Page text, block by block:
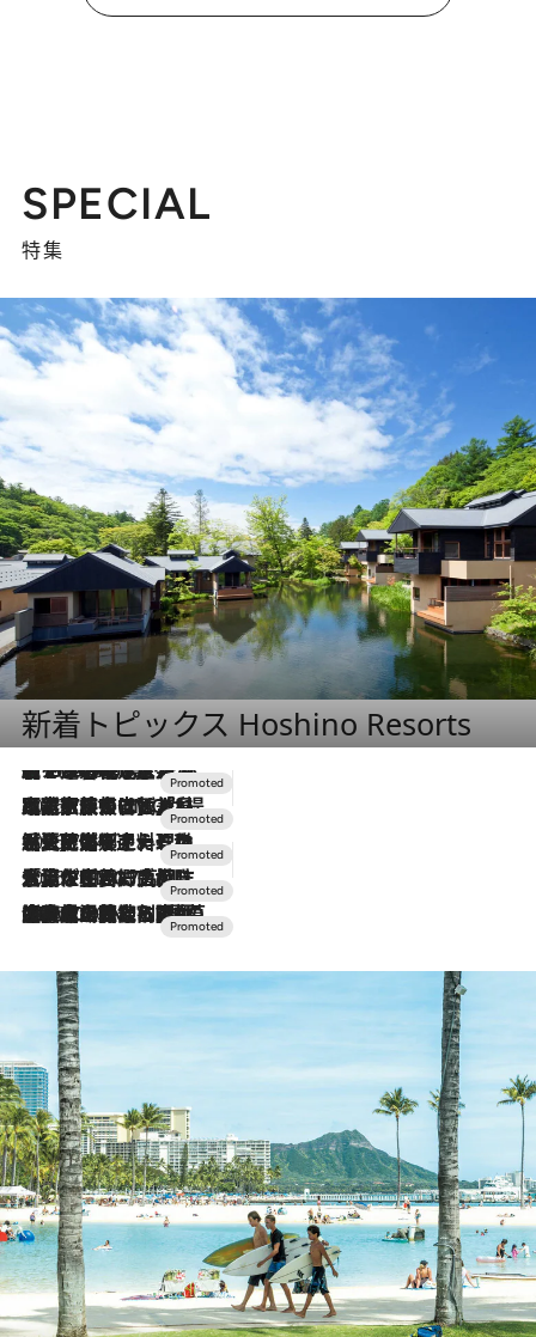
SPECIAL
特集
新着トピックス Hoshino Resorts
2026.8.7
【トンボの足水浴】ヒノキの香りに包まれて涼感マックス！約13℃の湧水かけ流しを避暑地「星野温泉 トンボの湯」で体験
2026.7.31
【ホテル帰省】という選択肢をOMOが提案。家族とほどよい距離を保つには「昼は実家、夜は気兼ねなくホテルで！」
2026.7.24
【夏限定ディナーコース】旬を迎える稚鮎や花ズッキーニなどをイタリア・トスカーナの郷土料理の手法で満喫！
2026.7.17
「土佐和ハーブかき氷」がOMO7高知に登場！生姜、山椒、大葉など目にも舌にも涼を呼ぶ郷土の味
2026.7.10
NEW OPEN！【界 草津】名湯の地に誕生。趣の異なる2種の温泉と上州ならではの会席・蕎麦割烹など美食を味わう究極の癒やし旅